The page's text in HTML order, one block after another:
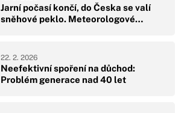
Jarní počasí končí, do Česka se valí
sněhové peklo. Meteorologové…
Neefektivní spoření na důchod:
Problém generace nad 40 let
22. 2. 2026